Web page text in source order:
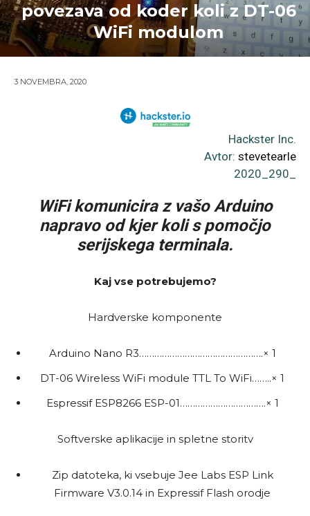
povezava od koder koli z DT-06
WiFi modulom
3 NOVEMBRA, 2020
Hackster Inc.
Avtor: stevetearle
2020_290_
WiFi komunicira z vašo Arduino
napravo od kjer koli s pomočjo
serijskega terminala.
Kaj vse potrebujemo?
Hardverske komponente
Arduino Nano R3………………………………………….× 1
DT-06 Wireless WiFi module TTL To WiFi……..× 1
Espressif ESP8266 ESP-01…………………………….× 1
Softverske aplikacije in spletne storitv
Zip datoteka, ki vsebuje Jee Labs ESP Link
Firmware V3.0.14 in Expressif Flash orodje